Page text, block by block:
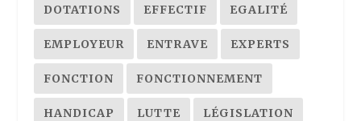
DOTATIONS EFFECTIF EGALITÉ
EMPLOYEUR ENTRAVE EXPERTS
FONCTION FONCTIONNEMENT
HANDICAP LUTTE LÉGISLATION